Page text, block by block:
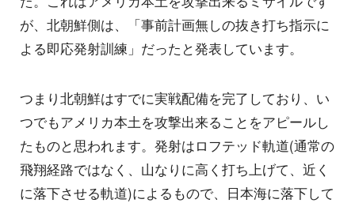
が、北朝鮮側は、「事前計画無しの抜き打ち指示に
よる即応発射訓練」だったと発表しています。
つまり北朝鮮はすでに実戦配備を完了しており、い
つでもアメリカ本土を攻撃出来ることをアピールし
たものと思われます。発射はロフテッド軌道(通常の
飛翔経路ではなく、山なりに高く打ち上げて、近く
に落下させる軌道)によるもので、日本海に落下して